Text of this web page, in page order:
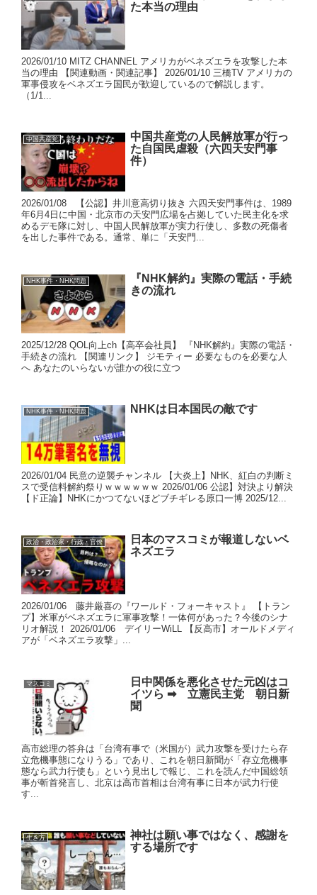
た本当の理由
2026/01/10 MITZ CHANNEL アメリカがベネズエラを攻撃した本
当の理由 【関連動画・関連記事】 2026/01/10 三橋TV アメリカの
軍事侵攻をベネズエラ国民が歓迎しているので解説します。
（1/1...
中国共産党
中国共産党の人民解放軍が行っ
た自国民虐殺（六四天安門事
件）
2026/01/08 【公認】井川意高切り抜き 六四天安門事件は、1989
年6月4日に中国・北京市の天安門広場を占拠していた民主化を求
めるデモ隊に対し、中国人民解放軍が実力行使し、多数の死傷者
を出した事件である。通常、単に「天安門...
NHK事件・NHK問題
『NHK解約』実際の電話・手続
きの流れ
2025/12/28 QOL向上ch【高卒会社員】 『NHK解約』実際の電話・
手続きの流れ 【関連リンク】 ジモティー 必要なものを必要な人
へ あなたのいらないが誰かの役に立つ
NHK事件・NHK問題 NHKは日本国民の敵です
2026/01/04 民意の逆襲チャンネル 【大炎上】NHK、紅白の判断ミ
スで受信料解約祭りｗｗｗｗｗｗ 2026/01/06 公認】対決より解決
【ド正論】NHKにかつてないほどブチギレる原口一博 2025/12...
政治・政治家・行政・官僚
日本のマスコミが報道しないベ
ネズエラ
2026/01/06 藤井厳喜の『ワールド・フォーキャスト』 【トラン
プ】米軍がベネズエラに軍事攻撃！一体何があった？今後のシナ
リオ解説！ 2026/01/06 デイリーWiLL 【反高市】オールドメディ
アが「ベネズエラ攻撃」...
マスコミ
日中関係を悪化させた元凶はコ
イツら ➡ 立憲民主党 朝日新
聞
高市総理の答弁は「台湾有事で（米国が）武力攻撃を受けたら存
立危機事態になりうる」であり、これを朝日新聞が「存立危機事
態なら武力行使も」という見出しで報じ、これを読んだ中国総領
事が斬首発言し、北京は高市首相は台湾有事に日本が武力行使
す...
生き方
神社は願い事ではなく、感謝を
する場所です